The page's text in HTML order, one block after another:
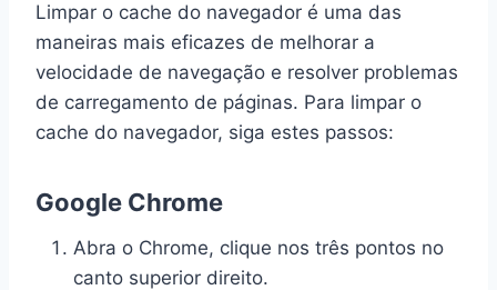
Limpar o cache do navegador é uma das
maneiras mais eficazes de melhorar a
velocidade de navegação e resolver problemas
de carregamento de páginas. Para limpar o
cache do navegador, siga estes passos:
Google Chrome
Abra o Chrome, clique nos três pontos no
canto superior direito.